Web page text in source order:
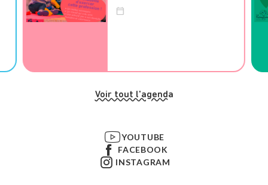
Voir tout l'agenda
YOUTUBE
FACEBOOK
INSTAGRAM